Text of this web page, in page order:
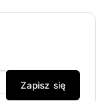
Zapisz się